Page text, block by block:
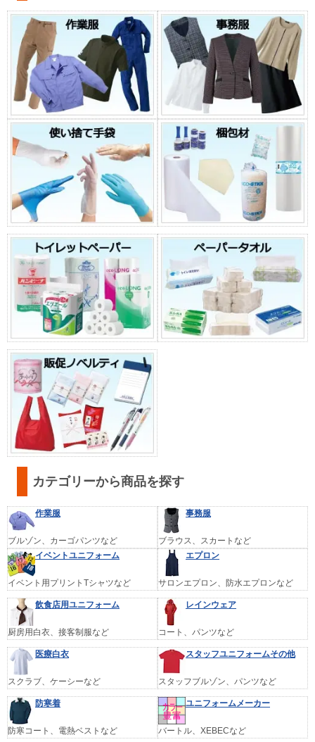
カテゴリーから商品を探す
作業服
ブルゾン、カーゴパンツなど
事務服
ブラウス、スカートなど
イベントユニフォーム
イベント用プリントTシャツなど
エプロン
サロンエプロン、防水エプロンなど
飲食店用ユニフォーム
厨房用白衣、接客制服など
レインウェア
コート、パンツなど
医療白衣
スクラブ、ケーシーなど
スタッフユニフォームその他
スタッフブルゾン、パンツなど
防寒着
防寒コート、電熱ベストなど
ユニフォームメーカー
バートル、XEBECなど